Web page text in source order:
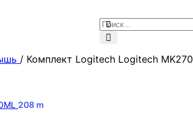
/ Комплект Logitech Logitech MK270
208 m